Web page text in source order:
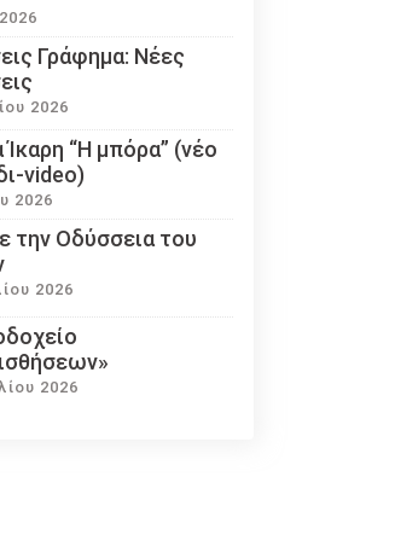
Γράφημα: Νέες
2026
Ίκαρη “Η μπόρα” (νέο
video)
2026
την Οδύσσεια του
2026
2026